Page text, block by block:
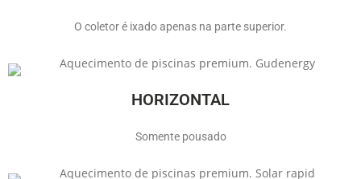
O coletor é ixado apenas na parte superior.
HORIZONTAL
Somente pousado